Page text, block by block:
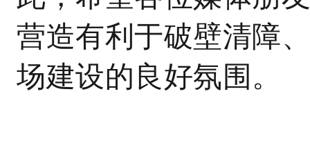
营造有利于破壁清障
场建设的良好氛围。